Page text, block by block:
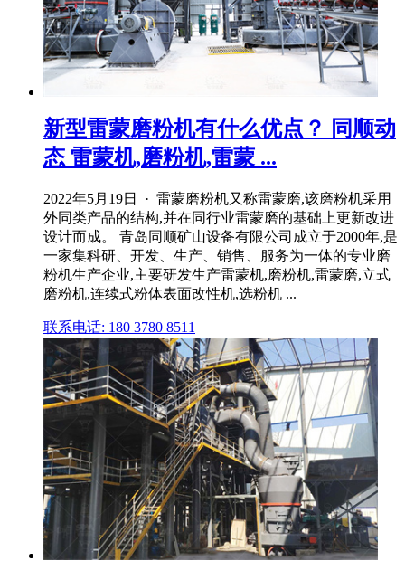
新型雷蒙磨粉机有什么优点？ 同顺动
态 雷蒙机,磨粉机,雷蒙 ...
2022年5月19日 · 雷蒙磨粉机又称雷蒙磨,该磨粉机采用
外同类产品的结构,并在同行业雷蒙磨的基础上更新改进
设计而成。 青岛同顺矿山设备有限公司成立于2000年,是
一家集科研、开发、生产、销售、服务为一体的专业磨
粉机生产企业,主要研发生产雷蒙机,磨粉机,雷蒙磨,立式
磨粉机,连续式粉体表面改性机,选粉机 ...
联系电话: 180 3780 8511